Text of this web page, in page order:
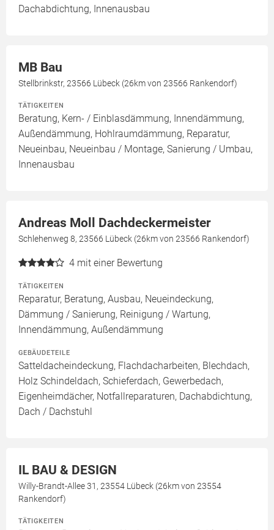
Dachabdichtung, Innenausbau
MB Bau
Stellbrinkstr, 23566 Lübeck (26km von 23566 Rankendorf)
TÄTIGKEITEN
Beratung, Kern- / Einblasdämmung, Innendämmung,
Außendämmung, Hohlraumdämmung, Reparatur,
Neueinbau, Neueinbau / Montage, Sanierung / Umbau,
Innenausbau
Andreas Moll Dachdeckermeister
Schlehenweg 8, 23566 Lübeck (26km von 23566 Rankendorf)
4 mit einer Bewertung
TÄTIGKEITEN
Reparatur, Beratung, Ausbau, Neueindeckung,
Dämmung / Sanierung, Reinigung / Wartung,
Innendämmung, Außendämmung
GEBÄUDETEILE
Satteldacheindeckung, Flachdacharbeiten, Blechdach,
Holz Schindeldach, Schieferdach, Gewerbedach,
Eigenheimdächer, Notfallreparaturen, Dachabdichtung,
Dach / Dachstuhl
IL BAU & DESIGN
Willy-Brandt-Allee 31, 23554 Lübeck (26km von 23554
Rankendorf)
TÄTIGKEITEN